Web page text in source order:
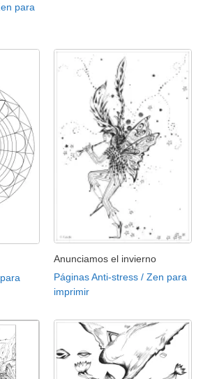
para
Anunciamos el invierno
Páginas Anti-stress / Zen para
imprimir